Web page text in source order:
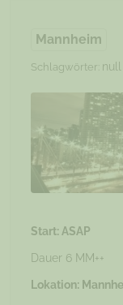
Mannheim
Schlagwörter: null
Start: ASAP
Dauer 6 MM++
Lokation: